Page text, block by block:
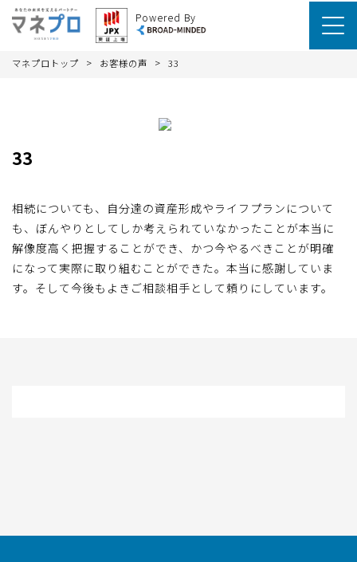
Powered By
マネプロトップ > お客様の声 > 33
33
相続についても、自分達の資産形成やライフプランについて
も、ぼんやりとしてしか考えられていなかったことが本当に
解像度高く把握することができ、かつ今やるべきことが明確
になって実際に取り組むことができた。本当に感謝していま
す。そして今後もよきご相談相手として頼りにしています。